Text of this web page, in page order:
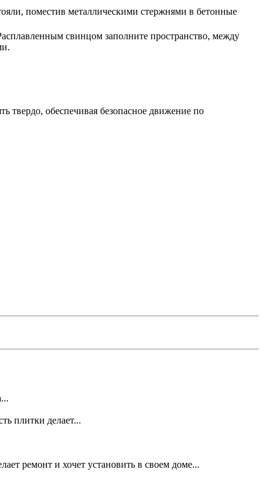
поместив металлическими стержнями в бетонные
свинцом заполните пространство, между
твердо, обеспечивая безопасное движение по
плитки делает...
ремонт и хочет установить в своем доме...